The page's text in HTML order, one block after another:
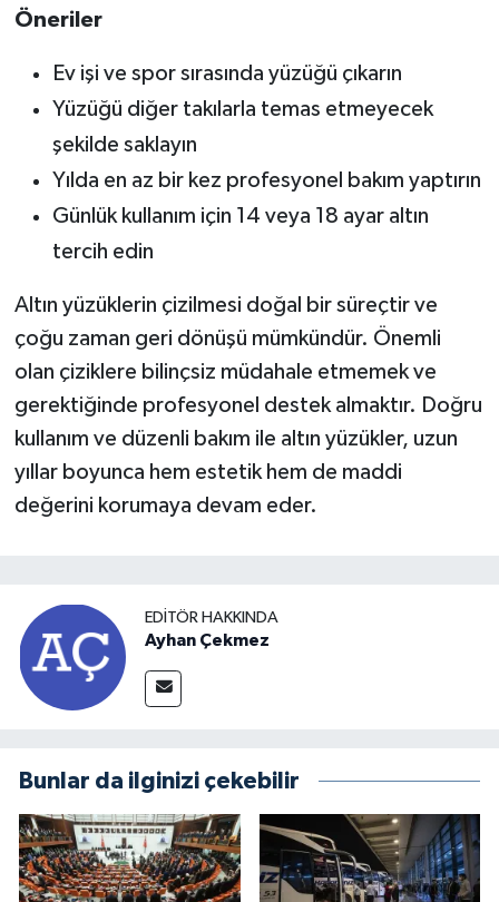
Öneriler
Ev işi ve spor sırasında yüzüğü çıkarın
Yüzüğü diğer takılarla temas etmeyecek
şekilde saklayın
Yılda en az bir kez profesyonel bakım yaptırın
Günlük kullanım için 14 veya 18 ayar altın
tercih edin
Altın yüzüklerin çizilmesi doğal bir süreçtir ve
çoğu zaman geri dönüşü mümkündür. Önemli
olan çiziklere bilinçsiz müdahale etmemek ve
gerektiğinde profesyonel destek almaktır. Doğru
kullanım ve düzenli bakım ile altın yüzükler, uzun
yıllar boyunca hem estetik hem de maddi
değerini korumaya devam eder.
EDITÖR HAKKINDA
Ayhan Çekmez
Bunlar da ilginizi çekebilir